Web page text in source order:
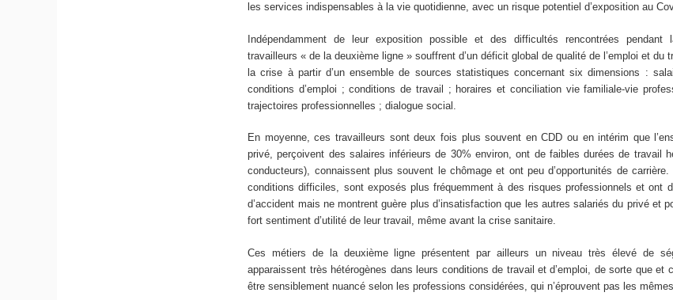
les services indispensables à la vie quotidienne, avec un risque potentiel d’exposition au
Indépendamment de leur exposition possible et des difficultés rencontrées
travailleurs « de la deuxième ligne » souffrent d’un déficit global de qualité de l’emploi et du
la crise à partir d’un ensemble de sources statistiques concernant six dimensions :
conditions d’emploi ; conditions de travail ; horaires et conciliation vie familiale-vie
trajectoires professionnelles ; dialogue social.
En moyenne, ces travailleurs sont deux fois plus souvent en CDD ou en intérim que
privé, perçoivent des salaires inférieurs de 30% environ, ont de faibles durées de travail
conducteurs), connaissent plus souvent le chômage et ont peu d’opportunités de
conditions difficiles, sont exposés plus fréquemment à des risques professionnels et ont
d’accident mais ne montrent guère plus d’insatisfaction que les autres salariés du privé et
fort sentiment d’utilité de leur travail, même avant la crise sanitaire.
Ces métiers de la deuxième ligne présentent par ailleurs un niveau très élevé de
apparaissent très hétérogènes dans leurs conditions de travail et d’emploi, de sorte que et
être sensiblement nuancé selon les professions considérées, qui n’éprouvent pas les